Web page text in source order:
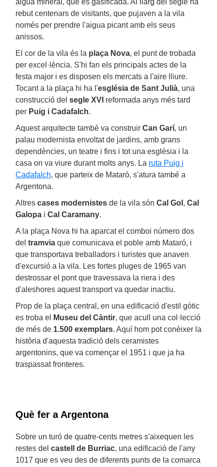
aigua mineral, que és gasificada. Al llarg del segle ha
rebut centenars de visitants, que pujaven a la vila
només per prendre l'aigua picant amb els seus
anissos.
El cor de la vila és la plaça Nova, el punt de trobada
per excel·lència. S'hi fan els principals actes de la
festa major i es disposen els mercats a l'aire lliure.
Tocant a la plaça hi ha l'església de Sant Julià, una
construcció del segle XVI reformada anys més tard
per Puig i Cadafalch.
Aquest arquitecte també va construir Can Garí, un
palau modernista envoltat de jardins, amb grans
dependències, un teatre i fins i tot una església i la
casa on va viure durant molts anys. La ruta Puig i
Cadafalch, que parteix de Mataró, s'atura també a
Argentona.
Altres cases modernistes de la vila són Cal Gol , Cal
Galopa i Cal Caramany.
A la plaça Nova hi ha aparcat el comboi número dos
del tramvia que comunicava el poble amb Mataró, i
que transportava treballadors i turistes que anaven
d'excursió a la vila. Les fortes pluges de 1965 van
destrossar el pont que travessava la riera i des
d'aleshores aquest transport va quedar inactiu.
Prop de la plaça central, en una edificació d'estil gòtic
es troba el
Museu del Càntir, que acull una col·lecció
de més de 1.500 exemplars. Aquí hom pot conèixer la
història d'aquesta tradició dels ceramistes
argentonins, que va començar el 1951 i que ja ha
traspassat fronteres.
Què fer a Argentona
Sobre un turó de quatre-cents metres s'aixequen les
restes del castell de Burriac, una edificació de l'any
1017 que es veu des de diferents punts de la comarca